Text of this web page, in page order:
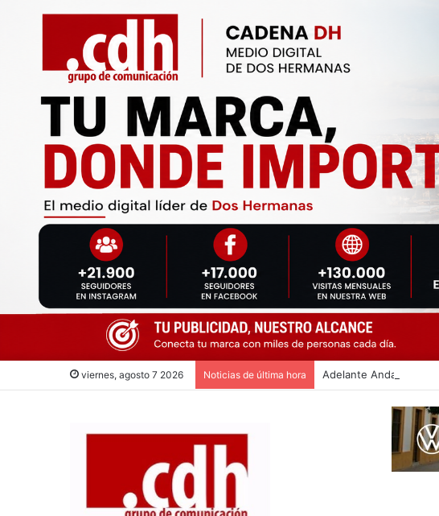
viernes, agosto 7 2026 Noticias de última hora